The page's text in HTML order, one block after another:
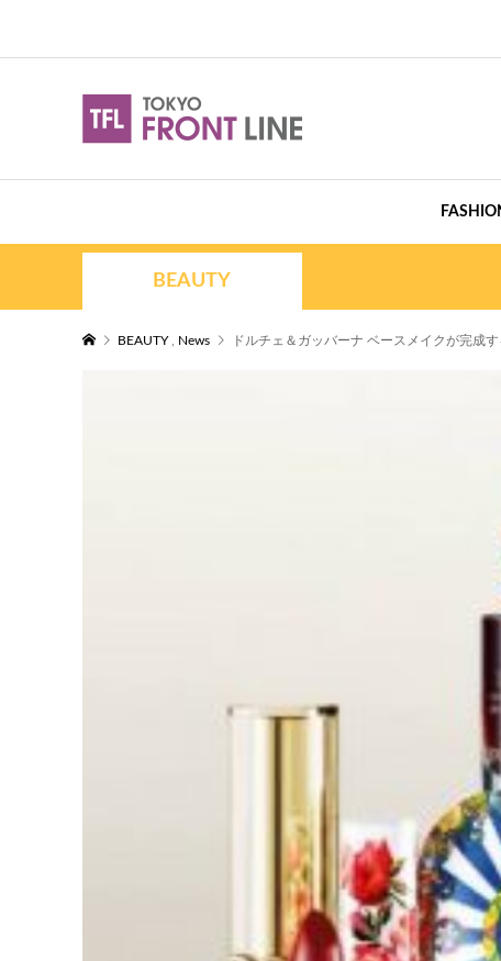
BEAUTY
BEAUTY News ドルチェ＆ガッバーナ ベースメイクが完成